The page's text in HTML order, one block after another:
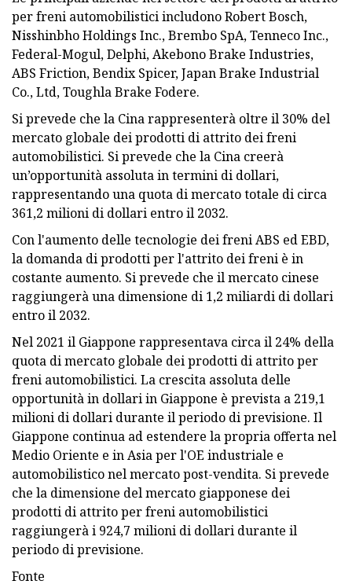
per freni automobilistici includono Robert Bosch,
Nisshinbho Holdings Inc., Brembo SpA, Tenneco Inc.,
Federal-Mogul, Delphi, Akebono Brake Industries,
ABS Friction, Bendix Spicer, Japan Brake Industrial
Co., Ltd, Toughla Brake Fodere.
Si prevede che la Cina rappresenterà oltre il 30% del
mercato globale dei prodotti di attrito dei freni
automobilistici. Si prevede che la Cina creerà
un’opportunità assoluta in termini di dollari,
rappresentando una quota di mercato totale di circa
361,2 milioni di dollari entro il 2032.
Con l'aumento delle tecnologie dei freni ABS ed EBD,
la domanda di prodotti per l'attrito dei freni è in
costante aumento. Si prevede che il mercato cinese
raggiungerà una dimensione di 1,2 miliardi di dollari
entro il 2032.
Nel 2021 il Giappone rappresentava circa il 24% della
quota di mercato globale dei prodotti di attrito per
freni automobilistici. La crescita assoluta delle
opportunità in dollari in Giappone è prevista a 219,1
milioni di dollari durante il periodo di previsione. Il
Giappone continua ad estendere la propria offerta nel
Medio Oriente e in Asia per l'OE industriale e
automobilistico nel mercato post-vendita. Si prevede
che la dimensione del mercato giapponese dei
prodotti di attrito per freni automobilistici
raggiungerà i 924,7 milioni di dollari durante il
periodo di previsione.
Fonte